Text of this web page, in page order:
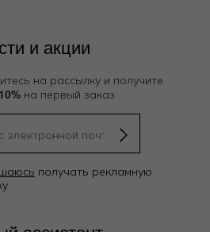
и акции
на рассылку и получите
на первый заказ
получать рекламную